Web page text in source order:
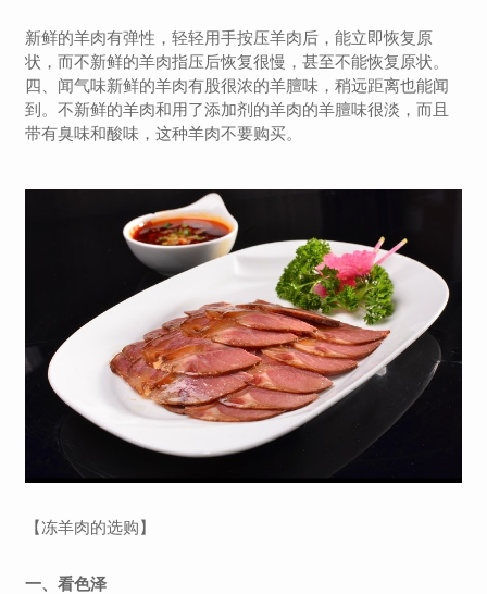
新鲜的羊肉有弹性，轻轻用手按压羊肉后，能立即恢复原
状，而不新鲜的羊肉指压后恢复很慢，甚至不能恢复原状。
四、闻气味新鲜的羊肉有股很浓的羊膻味，稍远距离也能闻
到。不新鲜的羊肉和用了添加剂的羊肉的羊膻味很淡，而且
带有臭味和酸味，这种羊肉不要购买。
【冻羊肉的选购】
一、看色泽